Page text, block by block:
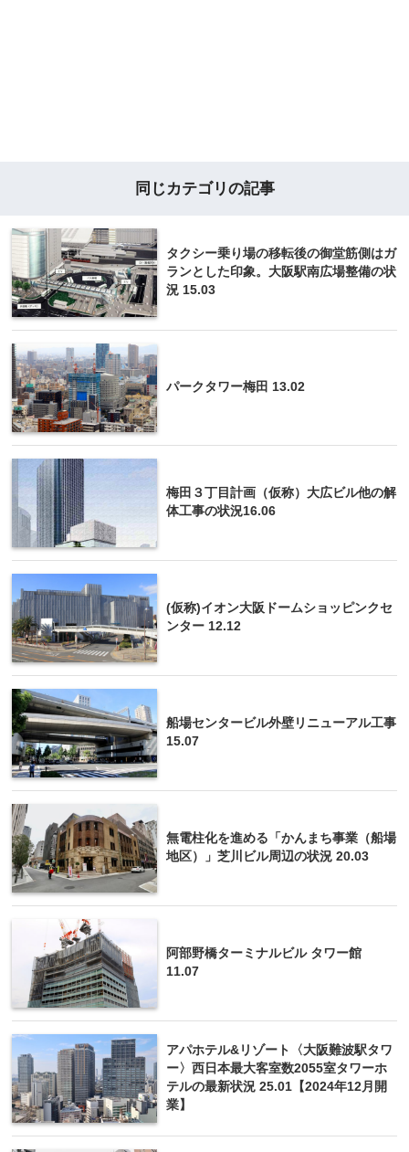
同じカテゴリの記事
タクシー乗り場の移転後の御堂筋側はガ
ランとした印象。大阪駅南広場整備の状
況 15.03
パークタワー梅田 13.02
梅田３丁目計画（仮称）大広ビル他の解
体工事の状況16.06
(仮称)イオン大阪ドームショッピンクセ
ンター 12.12
船場センタービル外壁リニューアル工事
15.07
無電柱化を進める「かんまち事業（船場
地区）」芝川ビル周辺の状況 20.03
阿部野橋ターミナルビル タワー館
11.07
アパホテル&リゾート〈大阪難波駅タワ
ー〉西日本最大客室数2055室タワーホ
テルの最新状況 25.01【2024年12月開
業】